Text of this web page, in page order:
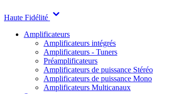
Haute Fidélité
Amplificateurs
Amplificateurs intégrés
Amplificateurs - Tuners
Préamplificateurs
Amplificateurs de puissance Stéréo
Amplificateurs de puissance Mono
Amplificateurs Multicanaux